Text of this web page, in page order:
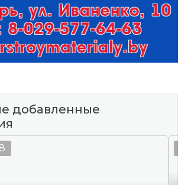
добавленные